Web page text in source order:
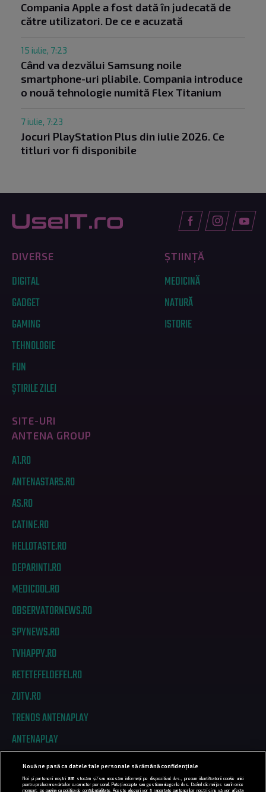
Compania Apple a fost dată în judecată de
către utilizatori. De ce e acuzată
15 iulie, 7:23
Când va dezvălui Samsung noile
smartphone-uri pliabile. Compania introduce
o nouă tehnologie numită Flex Titanium
7 iulie, 7:23
Jocuri PlayStation Plus din iulie 2026. Ce
titluri vor fi disponibile
DIVERSE
DIGITAL
GADGET
GAMING
TEHNOLOGIE
FUN
ȘTIRILE ZILEI
ȘTIINȚĂ
MEDICINĂ
NATURĂ
ISTORIE
SITE-URI
ANTENA GROUP
A1.RO
ANTENASTARS.RO
AS.RO
CATINE.RO
HELLOTASTE.RO
DEPARINTI.RO
MEDICOOL.RO
OBSERVATORNEWS.RO
SPYNEWS.RO
TVHAPPY.RO
RETETEFELDEFEL.RO
ZUTV.RO
TRENDS ANTENAPLAY
ANTENAPLAY
PRIVACY
Nouă ne pasă ca datele tale personale să rămână confidențiale
Noi și partenerii noștri 831
stocăm și/sau accesăm informații pe dispozitivul dvs., precum identificatorii cookie unici
pentru prelucrarea datelor cu caracter personal. Puteți accepta sau gestiona alegerile dvs. făcând clic mai jos sau în orice
moment, pe pagina cu politica de confidențialitate. Aceste alegeri vor fi raportate partenerilor noștri și nu vă vor afecta